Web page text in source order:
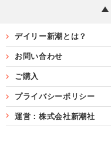
デイリー新潮とは？
お問い合わせ
ご購入
プライバシーポリシー
運営：株式会社新潮社